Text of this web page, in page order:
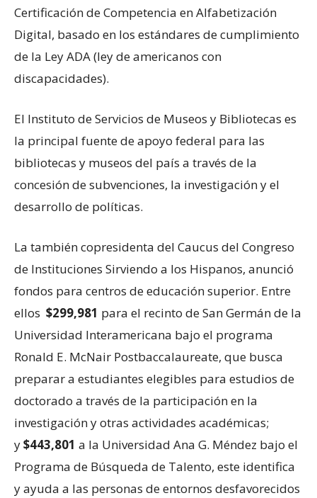
Certificación de Competencia en Alfabetización
Digital, basado en los estándares de cumplimiento
de la Ley ADA (ley de americanos con
discapacidades).
El Instituto de Servicios de Museos y Bibliotecas es
la principal fuente de apoyo federal para las
bibliotecas y museos del país a través de la
concesión de subvenciones, la investigación y el
desarrollo de políticas.
La también copresidenta del Caucus del Congreso
de Instituciones Sirviendo a los Hispanos, anunció
fondos para centros de educación superior. Entre
ellos $299,981 para el recinto de San Germán de la
Universidad Interamericana bajo el programa
Ronald E. McNair Postbaccalaureate, que busca
preparar a estudiantes elegibles para estudios de
doctorado a través de la participación en la
investigación y otras actividades académicas;
y$443,801 a la Universidad Ana G. Méndez bajo el
Programa de Búsqueda de Talento, este identifica
y ayuda a las personas de entornos desfavorecidos